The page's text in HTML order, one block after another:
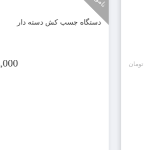
تومان
کاور پلاستیکی خوشخواب دو نفره